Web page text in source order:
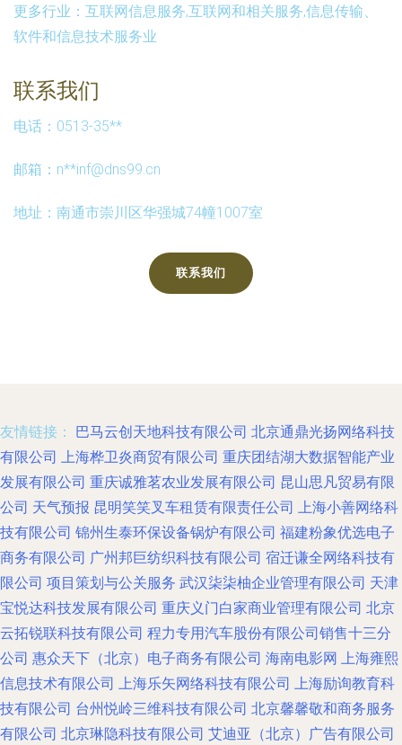
更多行业： 互联网信息服务,互联网和相关服务,信息传输、
软件和信息技术服务业
联系我们
电话：0513-35**
邮箱：n**inf@dns99.cn
地址：南通市崇川区华强城74幢1007室
联系我们
友情链接： 巴马云创天地科技有限公司 北京通鼎光扬网络科技
有限公司 上海桦卫炎商贸有限公司 重庆团结湖大数据智能产业
发展有限公司 重庆诚雅茗农业发展有限公司 昆山思凡贸易有限
公司 天气预报 昆明笑笑叉车租赁有限责任公司 上海小善网络科
技有限公司 锦州生泰环保设备锅炉有限公司 福建粉象优选电子
商务有限公司 广州邦巨纺织科技有限公司 宿迁谦全网络科技有
限公司 项目策划与公关服务 武汉柒柒柚企业管理有限公司 天津
宝悦达科技发展有限公司 重庆义门白家商业管理有限公司 北京
云拓锐联科技有限公司 程力专用汽车股份有限公司销售十三分
公司 惠众天下（北京）电子商务有限公司 海南电影网 上海雍熙
信息技术有限公司 上海乐矢网络科技有限公司 上海励询教育科
技有限公司 台州悦岭三维科技有限公司 北京馨馨敬和商务服务
有限公司 北京琳隐科技有限公司 艾迪亚（北京）广告有限公司